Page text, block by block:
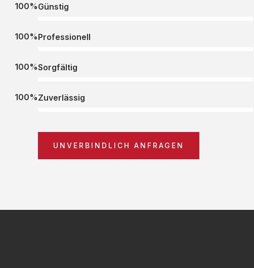
Günstig
100%
Professionell
100%
Sorgfältig
100%
Zuverlässig
100%
UNVERBINDLICH ANFRAGEN